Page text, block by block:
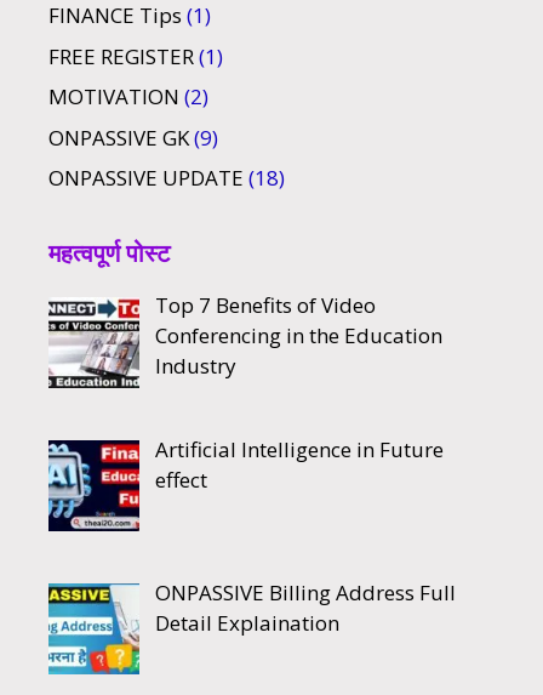
FINANCE Tips (1)
FREE REGISTER(1)
MOTIVATION (2)
ONPASSIVE GK(9)
ONPASSIVE UPDATE (18)
महत्वपूर्ण पोस्ट
Top 7 Benefits of Video
Conferencing in the Education
Industry
Artificial Intelligence in Future
effect
ONPASSIVE Billing Address Full
Detail Explaination